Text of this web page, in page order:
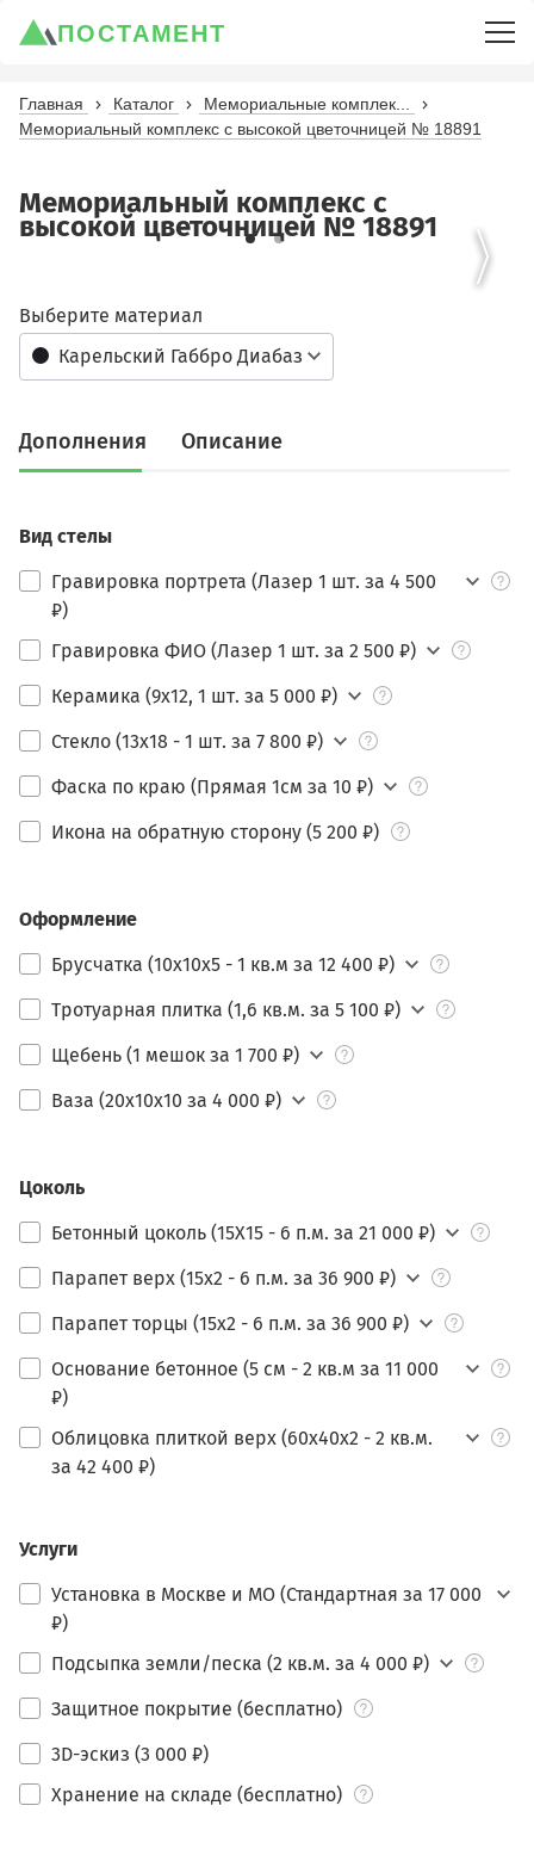
ПОСТАМЕНТ
Главная Каталог
Мемориальные комплек...
Мемориальный комплекс с высокой цветочницей № 18891
Мемориальный комплекс с
высокой цветочницей № 18891
Карельский Габбро Диабаз
Выберите материал
Дополнения Описание
Вид стелы
Гравировка портрета (Лазер 1 шт. за 4 500
₽)
Гравировка ФИО (Лазер 1 шт. за 2 500 ₽)
Керамика (9х12, 1 шт. за 5 000 ₽)
Стекло (13х18 - 1 шт. за 7 800 ₽)
Фаска по краю (Прямая 1см за 10 ₽)
Икона на обратную сторону (5 200 ₽)
Оформление
Брусчатка (10х10х5 - 1 кв.м за 12 400 ₽)
Тротуарная плитка (1,6 кв.м. за 5 100 ₽)
Щебень (1 мешок за 1 700 ₽)
Ваза (20х10х10 за 4 000 ₽)
Цоколь
Бетонный цоколь (15Х15 - 6 п.м. за 21 000 ₽)
Парапет верх (15х2 - 6 п.м. за 36 900 ₽)
Парапет торцы (15х2 - 6 п.м. за 36 900 ₽)
Основание бетонное (5 см - 2 кв.м за 11 000
₽)
Облицовка плиткой верх (60х40х2 - 2 кв.м.
за 42 400 ₽)
Услуги
Установка в Москве и МО (Стандартная за 17 000
₽)
Подсыпка земли/песка (2 кв.м. за 4 000 ₽)
Защитное покрытие (бесплатно)
3D-эскиз (3 000 ₽)
Хранение на складе (бесплатно)